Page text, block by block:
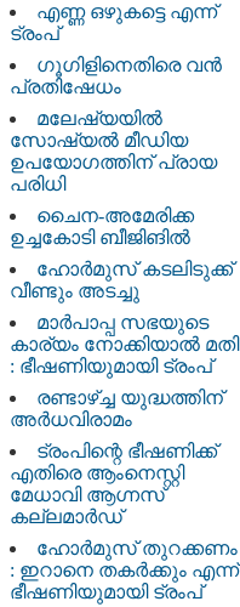
എണ്ണ ഒഴുകട്ടെ എന്ന്
ട്രംപ്
ഗൂഗിളിനെതിരെ വൻ
പ്രതിഷേധം
മലേഷ്യയിൽ
സോഷ്യൽ മീഡിയ
ഉപയോഗത്തിന് പ്രായ
പരിധി
ചൈന-അമേരിക്ക
ഉച്ചകോടി ബീജിങിൽ
ഹോര്‍മുസ് കടലിടുക്ക്
വീണ്ടും അടച്ചു
മാർപാപ്പ സഭയുടെ
കാര്യം നോക്കിയാൽ മതി
: ഭീഷണിയുമായി ട്രംപ്
രണ്ടാഴ്ച്ച യുദ്ധത്തിന്
അർധവിരാമം
ട്രംപിന്റെ ഭീഷണിക്ക്
എതിരെ ആംനെസ്റ്റി
മേധാവി ആഗ്നസ്
കല്ലമാർഡ്
ഹോർമുസ് തുറക്കണം
: ഇറാനെ തകർക്കും എന്ന്
ഭീഷണിയുമായി ട്രംപ്